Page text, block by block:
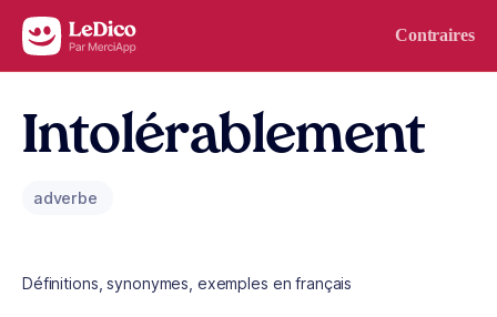
Aller au contenu Contraires
Intolérablement
adverbe
Définitions, synonymes, exemples en français